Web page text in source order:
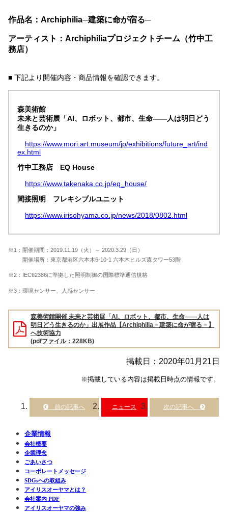
作品名：Archiphilia─建築に命が宿る─
アーティスト：Archiphiliaプロジェクトチーム（竹中工
務店）
■ 下記より開催内容・商品情報を確認できます。
森美術館
未来と芸術展「AI、ロボット、都市、生命――人は明日どう
生きるのか」
https://www.mori.art.museum/jp/exhibitions/future_art/ind
ex.html
竹中工務店 EQ House
https://www.takenaka.co.jp/eq_house/
間接照明 フレキシブルユニット
https://www.irisohyama.co.jp/news/2018/0802.html
※1：開催期間：2019.11.19（火）～ 2020.3.29（日）
開催場所：東京都港区六本木6-10-1 六本木ヒルズ森タワー53階
※2：IEC62386に準拠した照明制御の国際標準通信規格
※3：環境センサー、人感センサー
森美術館開催 未来と芸術展「AI、ロボット、都市、生命――人は
明日どう生きるのか」出展作品【Archiphilia－建築に命が宿る－】
へ技術協力
(pdfファイル：228KB)
掲載日：2020年01月21日
※掲載している内容は掲載日時点の情報です。
ニュース
企業情報
会社概要
企業理念
ごあいさつ
コーポレートメッセージ
SDGsへの取組み
アイリスオーヤマとは？
会社案内 PDF
アイリスオーヤマの強み